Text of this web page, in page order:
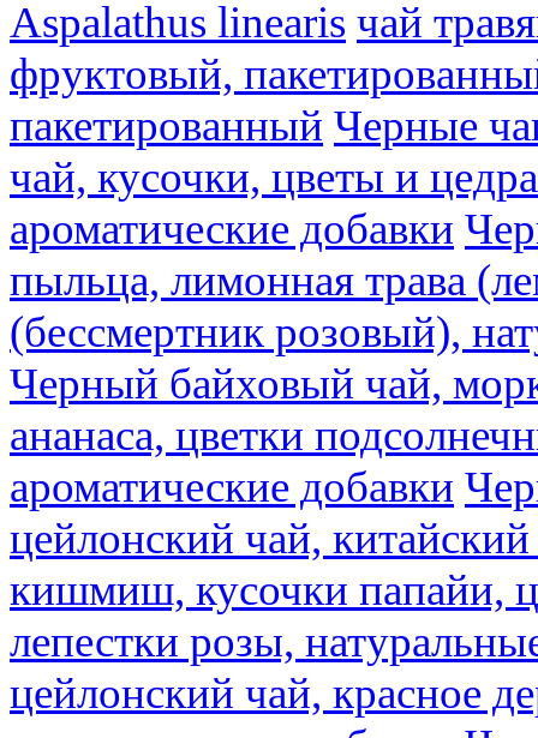
Aspalathus linearis чай
фруктовый,
пакетированный Черные
чай, кусочки, цветы и
ароматические добавки
пыльца, лимонная трава
(бессмертник розовый),
Черный байховый чай,
ананаса, цветки
ароматические добавки
цейлонский чай,
кишмиш, кусочки папайи,
лепестки розы,
цейлонский чай, красное